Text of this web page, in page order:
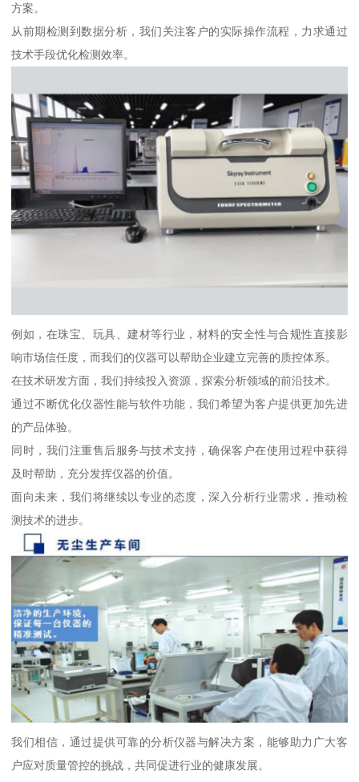
方案。
从前期检测到数据分析，我们关注客户的实际操作流程，力求通过
技术手段优化检测效率。
例如，在珠宝、玩具、建材等行业，材料的安全性与合规性直接影
响市场信任度，而我们的仪器可以帮助企业建立完善的质控体系。
在技术研发方面，我们持续投入资源，探索分析领域的前沿技术。
通过不断优化仪器性能与软件功能，我们希望为客户提供更加先进
的产品体验。
同时，我们注重售后服务与技术支持，确保客户在使用过程中获得
及时帮助，充分发挥仪器的价值。
面向未来，我们将继续以专业的态度，深入分析行业需求，推动检
测技术的进步。
我们相信，通过提供可靠的分析仪器与解决方案，能够助力广大客
户应对质量管控的挑战，共同促进行业的健康发展。